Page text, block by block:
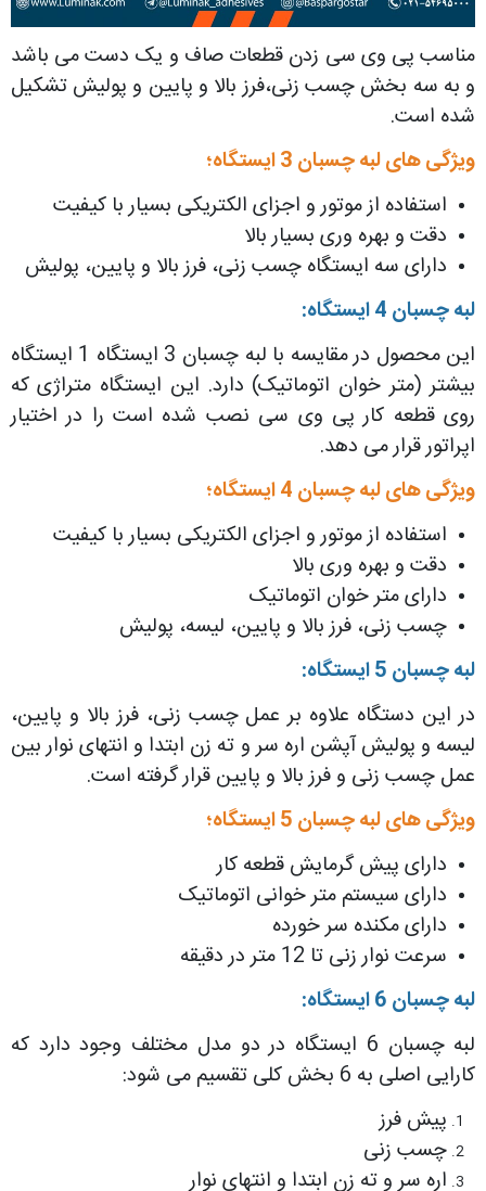
مناسب پی وی سی زدن قطعات صاف و یک دست می باشد
و به سه بخش چسب زنی،فرز بالا و پایین و پولیش تشکیل
شده است.
ویژگی های لبه چسبان 3 ایستگاه؛
استفاده از موتور و اجزای الکتریکی بسیار با کیفیت
دقت و بهره وری بسیار بالا
دارای سه ایستگاه چسب زنی، فرز بالا و پایین، پولیش
لبه چسبان 4 ایستگاه:
این محصول در مقایسه با لبه چسبان 3 ایستگاه 1 ایستگاه
بیشتر (متر خوان اتوماتیک) دارد. این ایستگاه متراژی که
روی قطعه کار پی وی سی نصب شده است را در اختیار
اپراتور قرار می دهد.
ویژگی های لبه چسبان 4 ایستگاه؛
استفاده از موتور و اجزای الکتریکی بسیار با کیفیت
دقت و بهره وری بالا
دارای متر خوان اتوماتیک
چسب زنی، فرز بالا و پایین، لیسه، پولیش
لبه چسبان 5 ایستگاه:
در این دستگاه علاوه بر عمل چسب زنی، فرز بالا و پایین،
لیسه و پولیش آپشن اره سر و ته زن ابتدا و انتهای نوار بین
عمل چسب زنی و فرز بالا و پایین قرار گرفته است.
ویژگی های لبه چسبان 5 ایستگاه؛
دارای پیش گرمایش قطعه کار
دارای سیستم متر خوانی اتوماتیک
دارای مکنده سر خورده
سرعت نوار زنی تا 12 متر در دقیقه
لبه چسبان 6 ایستگاه:
لبه چسبان 6 ایستگاه در دو مدل مختلف وجود دارد که
کارایی اصلی به 6 بخش کلی تقسیم می شود:
پیش فرز
چسب زنی
اره سر و ته زن ابتدا و انتهای نوار